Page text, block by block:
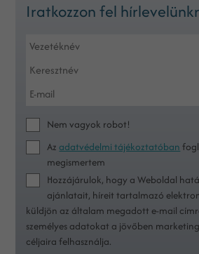
Iratkozzon fel
Nem vagyok robot!
Azadatvédelmi tájékoztatóban
megismertem
Hozzájárulok, hogy a Weboldal
ajánlatait, híreit tartalmazó
küldjön az általam megadott e-mail
személyes adatokat a jövőben
céljaira felhasználja.